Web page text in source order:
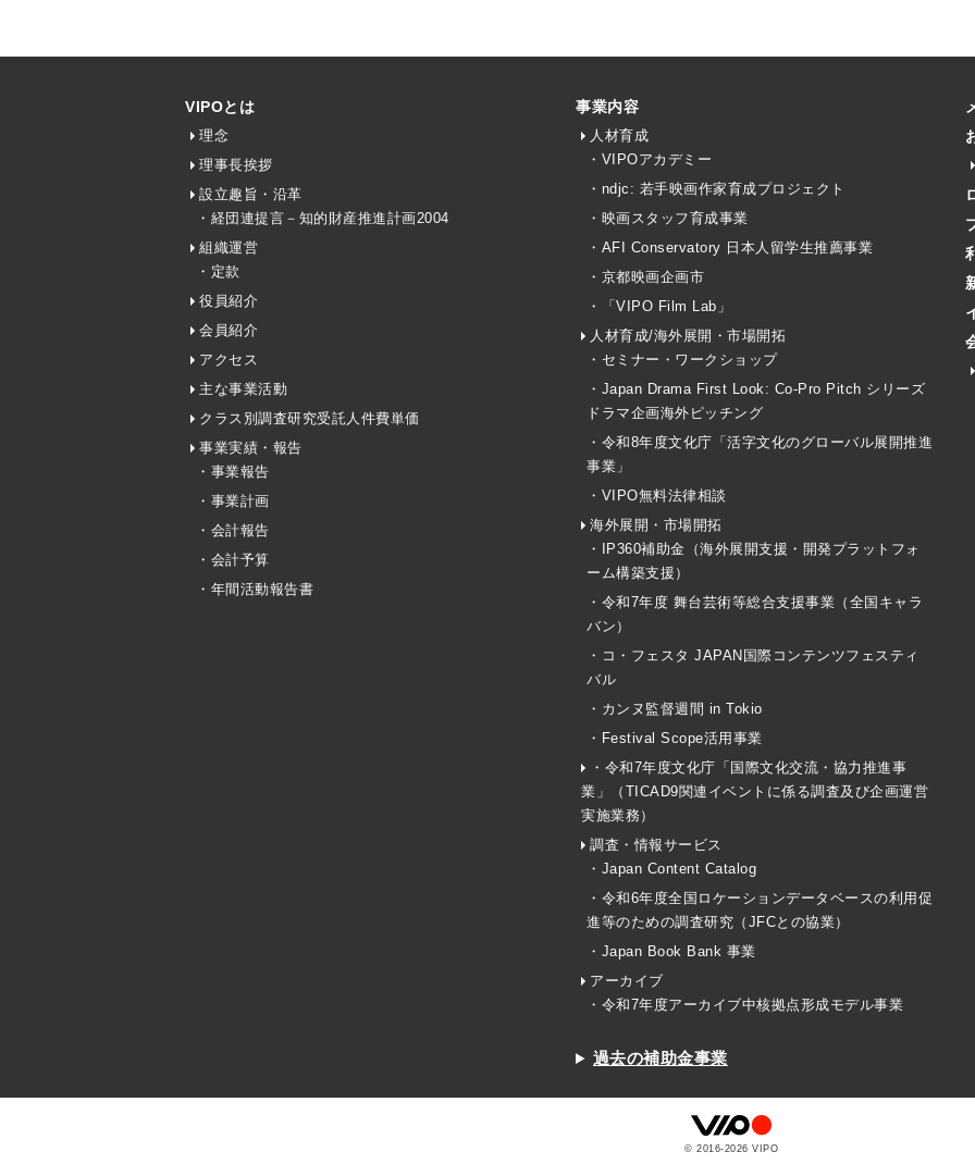
VIPOとは
理念
理事長挨拶
設立趣旨・沿革
・経団連提言－知的財産推進計画2004
組織運営
・定款
役員紹介
会員紹介
アクセス
主な事業活動
クラス別調査研究受託人件費単価
事業実績・報告
・事業報告
・事業計画
・会計報告
・会計予算
・年間活動報告書
事業内容
人材育成
・VIPOアカデミー
・ndjc: 若手映画作家育成プロジェクト
・映画スタッフ育成事業
・AFI Conservatory 日本人留学生推薦事業
・京都映画企画市
・「VIPO Film Lab」
人材育成/海外展開・市場開拓
・セミナー・ワークショップ
・Japan Drama First Look: Co-Pro Pitch シリーズ
ドラマ企画海外ピッチング
・令和8年度文化庁「活字文化のグローバル展開推進
事業」
・VIPO無料法律相談
海外展開・市場開拓
・IP360補助金（海外展開支援・開発プラットフォ
ーム構築支援）
・令和7年度 舞台芸術等総合支援事業（全国キャラ
バン）
・コ・フェスタ JAPAN国際コンテンツフェスティ
バル
・カンヌ監督週間 in Tokio
・Festival Scope活用事業
・令和7年度文化庁「国際文化交流・協力推進事
業」（TICAD9関連イベントに係る調査及び企画運営
実施業務）
調査・情報サービス
・Japan Content Catalog
・令和6年度全国ロケーションデータベースの利用促
進等のための調査研究（JFCとの協業）
・Japan Book Bank 事業
アーカイブ
・令和7年度アーカイブ中核拠点形成モデル事業
過去の補助金事業
© 2016-2026 VIPO